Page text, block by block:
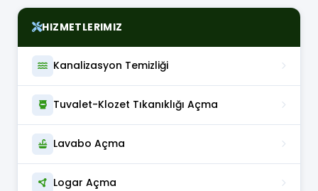
HIZMETLERIMIZ
Kanalizasyon Temizliği
Tuvalet-Klozet Tıkanıklığı Açma
Lavabo Açma
Logar Açma